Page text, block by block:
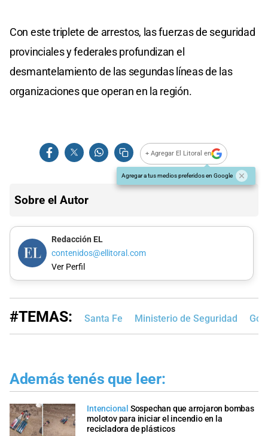
Con este triplete de arrestos, las fuerzas de seguridad
provinciales y federales profundizan el
desmantelamiento de las segundas líneas de las
organizaciones que operan en la región.
+ Agregar El Litoral en
Agregar a tus medios preferidos en Google
Sobre el Autor
Redacción EL
contenidos@ellitoral.com
Ver Perfil
#TEMAS: Santa Fe Ministerio de Seguridad
Además tenés que leer:
Intencional Sospechan que arrojaron bombas
molotov para iniciar el incendio en la
recicladora de plásticos